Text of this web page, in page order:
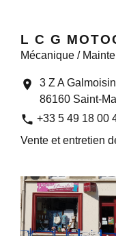
L C G
Mécanique /
location_on
3 Z A Galmoisin
86160 Saint-
phone +33 5 49 18 00
Vente et entretien